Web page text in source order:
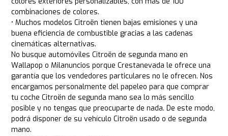
combinaciones de colores.
• Muchos modelos Citroën tienen bajas emisiones y una
buena eficiencia de combustible gracias a las cadenas
cinemáticas alternativas.
No busque automóviles Citroën de segunda mano en
Wallapop o Milanuncios porque Crestanevada le ofrece una
garantía que los vendedores particulares no le ofrecen. Nos
encargamos personalmente del papeleo para que comprar
tu coche Citroën de segunda mano sea lo más sencillo
posible y no tengas que preocuparte de nada. De este modo,
podrá disponer de su vehículo Citroën usado o de segunda
mano.